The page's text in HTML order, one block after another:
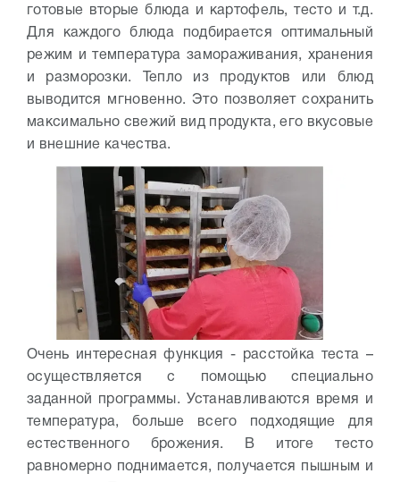
готовые вторые блюда и картофель, тесто и т.д.
Для каждого блюда подбирается оптимальный
режим и температура замораживания, хранения
и разморозки. Тепло из продуктов или блюд
выводится мгновенно. Это позволяет сохранить
максимально свежий вид продукта, его вкусовые
и внешние качества.
Очень интересная функция - расстойка теста –
осуществляется с помощью специально
заданной программы. Устанавливаются время и
температура, больше всего подходящие для
естественного брожения. В итоге тесто
равномерно поднимается, получается пышным и